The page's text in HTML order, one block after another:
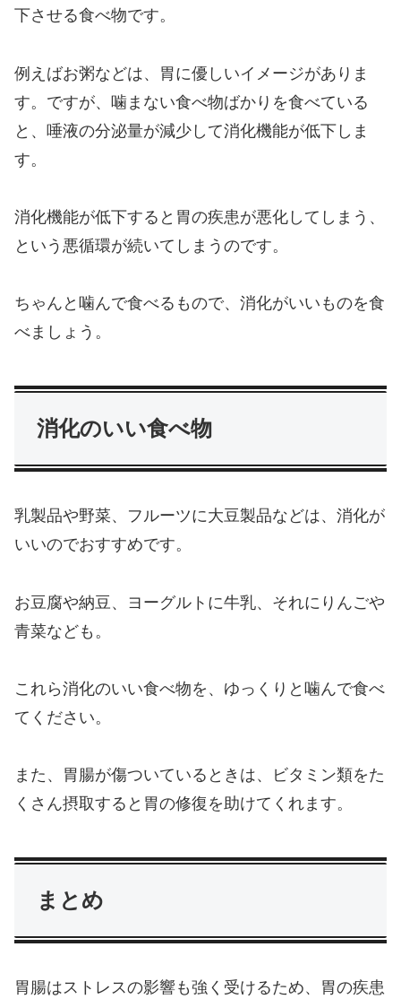
下させる食べ物です。
例えばお粥などは、胃に優しいイメージがありま
す。ですが、噛まない食べ物ばかりを食べている
と、唾液の分泌量が減少して消化機能が低下しま
す。
消化機能が低下すると胃の疾患が悪化してしまう、
という悪循環が続いてしまうのです。
ちゃんと噛んで食べるもので、消化がいいものを食
べましょう。
消化のいい食べ物
乳製品や野菜、フルーツに大豆製品などは、消化が
いいのでおすすめです。
お豆腐や納豆、ヨーグルトに牛乳、それにりんごや
青菜なども。
これら消化のいい食べ物を、ゆっくりと噛んで食べ
てください。
また、胃腸が傷ついているときは、ビタミン類をた
くさん摂取すると胃の修復を助けてくれます。
まとめ
胃腸はストレスの影響も強く受けるため、胃の疾患